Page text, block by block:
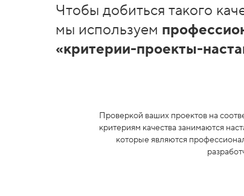
Чтобы добиться такого
мы используем
«критерии-проекты-
Проверкой ваших проектов на
критериям качества занимаются
которые являются